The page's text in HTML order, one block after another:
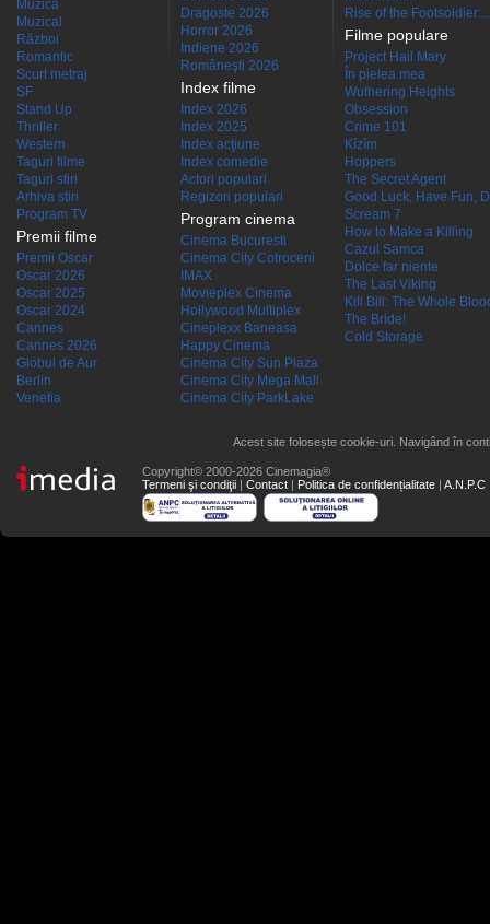
Muzică
Muzical
Război
Romantic
Scurt metraj
SF
Stand Up
Thriller
Western
Taguri filme
Taguri stiri
Arhiva stiri
Program TV
Premii filme
Premii Oscar
Oscar 2026
Oscar 2025
Oscar 2024
Cannes
Cannes 2026
Globul de Aur
Berlin
Venetia
Dragoste 2026
Horror 2026
Indiene 2026
Româneşti 2026
Index filme
Index 2026
Index 2025
Index acţiune
Index comedie
Actori populari
Regizori populari
Program cinema
Cinema Bucuresti
Cinema City Cotroceni
IMAX
Movieplex Cinema
Hollywood Multiplex
Cineplexx Baneasa
Happy Cinema
Cinema City Sun Plaza
Cinema City Mega Mall
Cinema City ParkLake
Rise of the Footsoldier:...
Filme populare
Project Hail Mary
În pielea mea
Wuthering Heights
Obsession
Crime 101
Kîzîm
Hoppers
The Secret Agent
Good Luck, Have Fun,
Scream 7
How to Make a Killing
Cazul Samca
Dolce far niente
The Last Viking
Kill Bill: The Whole
The Bride!
Cold Storage
Acest site folosește cookie-uri. Navigând în
Copyright© 2000-2026 Cinemagia®
Termeni şi condiţii | Contact | Politica de confidențialitate | A.N.P.C